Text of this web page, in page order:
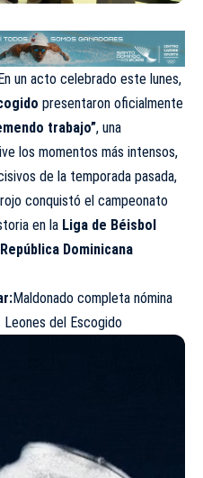
un acto celebrado este lunes,
presentaron oficialmente
trabajo”, una
los momentos más intensos,
de la temporada pasada,
conquistó el campeonato
en la Liga de Béisbol
Dominicana
Maldonado completa nómina
del Escogido